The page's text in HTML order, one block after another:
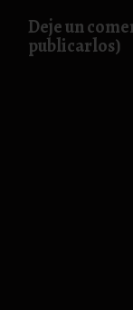
Deje un
publicarlos)